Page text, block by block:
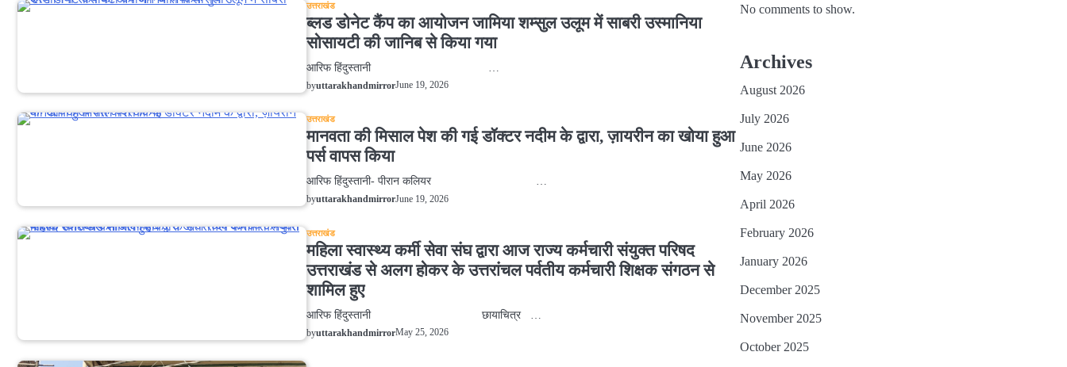
उत्तराखंड
ब्लड डोनेट कैंप का आयोजन जामिया शम्सुल उलूम में साबरी उस्मानिया
सोसायटी की जानिब से किया गया
आरिफ हिंदुस्तानी …
byuttarakhandmirrorJune 19, 2026
उत्तराखंड
मानवता की मिसाल पेश की गई डॉक्टर नदीम के द्वारा, ज़ायरीन का खोया हुआ
पर्स वापस किया
आरिफ हिंदुस्तानी- पीरान कलियर …
byuttarakhandmirrorJune 19, 2026
उत्तराखंड
महिला स्वास्थ्य कर्मी सेवा संघ द्वारा आज राज्य कर्मचारी संयुक्त परिषद
उत्तराखंड से अलग होकर के उत्तरांचल पर्वतीय कर्मचारी शिक्षक संगठन से
शामिल हुए
आरिफ हिंदुस्तानी छायाचित्र …
byuttarakhandmirrorMay 25, 2026
No comments to show.
Archives
August 2026
July 2026
June 2026
May 2026
April 2026
February 2026
January 2026
December 2025
November 2025
October 2025